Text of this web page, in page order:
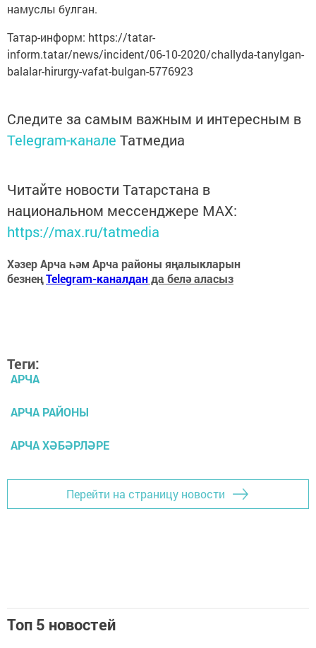
намуслы булган.
Татар-информ: https://tatar-
inform.tatar/news/incident/06-10-2020/challyda-tanylgan-
balalar-hirurgy-vafat-bulgan-5776923
Следите за самым важным и интересным в
Telegram-канале Татмедиа
Читайте новости Татарстана в
национальном мессенджере MАХ:
https://max.ru/tatmedia
Хәзер Арча һәм Арча районы яңалыкларын
безнеңTelegram-каналданда белә аласыз
Теги:
АРЧА
АРЧА РАЙОНЫ
АРЧА ХӘБӘРЛӘРЕ
Перейти на страницу новости
Топ 5 новостей